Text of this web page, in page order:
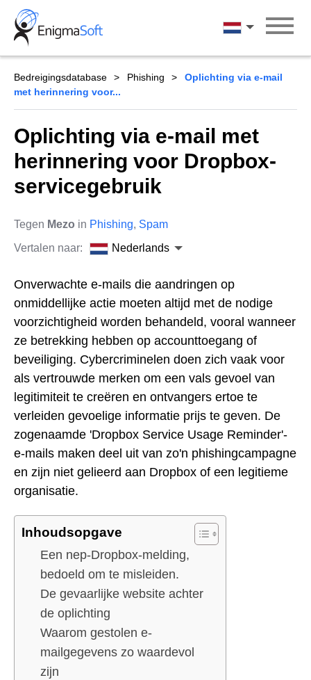
Skip
content
Nederlands
Bedreigingsdatabase Phishing
Oplichting via e-mail
met herinnering voor...
Oplichting via e-mail met
herinnering voor Dropbox-
servicegebruik
Tegen Mezo in Phishing, Spam
Vertalen naar:
Nederlands
Onverwachte e-mails die aandringen op
onmiddellijke actie moeten altijd met de nodige
voorzichtigheid worden behandeld, vooral wanneer
ze betrekking hebben op accounttoegang of
beveiliging. Cybercriminelen doen zich vaak voor
als vertrouwde merken om een vals gevoel van
legitimiteit te creëren en ontvangers ertoe te
verleiden gevoelige informatie prijs te geven. De
zogenaamde 'Dropbox Service Usage Reminder'-
e-mails maken deel uit van zo'n phishingcampagne
en zijn niet gelieerd aan Dropbox of een legitieme
organisatie.
Inhoudsopgave
Een nep-Dropbox-melding,
bedoeld om te misleiden.
De gevaarlijke website achter
de oplichting
Waarom gestolen e-
mailgegevens zo waardevol
zijn